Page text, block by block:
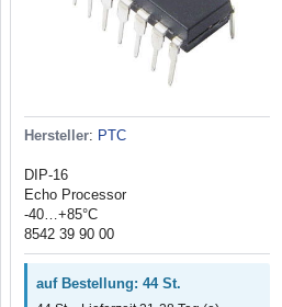
Hersteller: PTC
DIP-16
Echo Processor
-40…+85°C
8542 39 90 00
auf Bestellung: 44 St.